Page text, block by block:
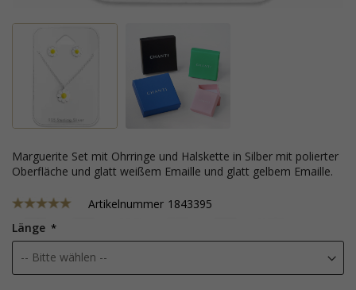
Marguerite Set mit Ohrringe und Halskette in Silber mit polierter
Oberfläche und glatt weißem Emaille und glatt gelbem Emaille.
Artikelnummer 1843395
Länge